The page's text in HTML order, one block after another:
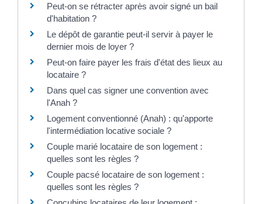
Peut-on se rétracter après avoir signé un bail
d'habitation ?
Le dépôt de garantie peut-il servir à payer le
dernier mois de loyer ?
Peut-on faire payer les frais d'état des lieux au
locataire ?
Dans quel cas signer une convention avec
l'Anah ?
Logement conventionné (Anah) : qu'apporte
l'intermédiation locative sociale ?
Couple marié locataire de son logement :
quelles sont les règles ?
Couple pacsé locataire de son logement :
quelles sont les règles ?